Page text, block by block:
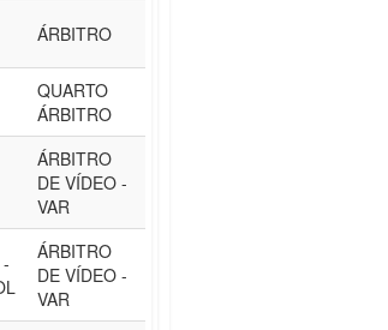
ÁRBITRO
QUARTO
ÁRBITRO
ÁRBITRO
DE VÍDEO -
VAR
ÁRBITRO
DE VÍDEO -
VAR